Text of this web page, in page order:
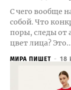
С чего вообще
собой. Что
поры, следы от
цвет лица?
МИРА ПИШЕТ - 18